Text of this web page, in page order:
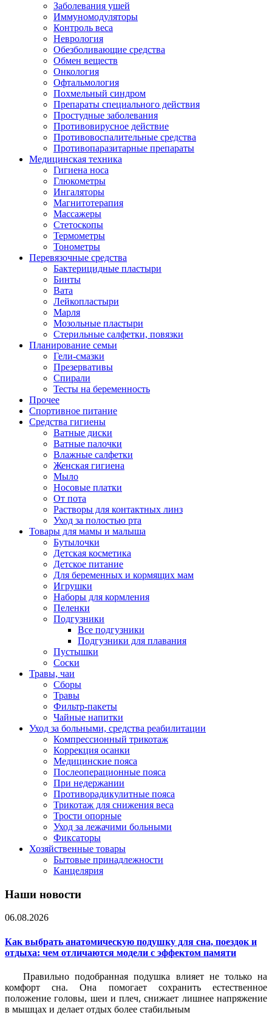
Заболевания ушей
Иммуномодуляторы
Контроль веса
Неврология
Обезболивающие средства
Обмен веществ
Онкология
Офтальмология
Похмельный синдром
Препараты специального действия
Простудные заболевания
Противовирусное действие
Противовоспалительные средства
Противопаразитарные препараты
Медицинская техника
Гигиена носа
Глюкометры
Ингаляторы
Магнитотерапия
Массажеры
Стетоскопы
Термометры
Тонометры
Перевязочные средства
Бактерицидные пластыри
Бинты
Вата
Лейкопластыри
Марля
Мозольные пластыри
Стерильные салфетки, повязки
Планирование семьи
Гели-смазки
Презервативы
Спирали
Тесты на беременность
Прочее
Спортивное питание
Средства гигиены
Ватные диски
Ватные палочки
Влажные салфетки
Женская гигиена
Мыло
Носовые платки
От пота
Растворы для контактных линз
Уход за полостью рта
Товары для мамы и малыша
Бутылочки
Детская косметика
Детское питание
Для беременных и кормящих мам
Игрушки
Наборы для кормления
Пеленки
Подгузники
Все подгузники
Подгузники для плавания
Пустышки
Соски
Травы, чаи
Сборы
Травы
Фильтр-пакеты
Чайные напитки
Уход за больными, средства реабилитации
Компрессионный трикотаж
Коррекция осанки
Медицинские пояса
Послеоперационные пояса
При недержании
Противорадикулитные пояса
Трикотаж для снижения веса
Трости опорные
Уход за лежачими больными
Фиксаторы
Хозяйственные товары
Бытовые принадлежности
Канцелярия
Наши новости
06.08.2026
Как выбрать анатомическую подушку для сна, поездок и
отдыха: чем отличаются модели с эффектом памяти
Правильно подобранная подушка влияет не только на
комфорт сна. Она помогает сохранить естественное
положение головы, шеи и плеч, снижает лишнее напряжение
в мышцах и делает отдых более стабильным